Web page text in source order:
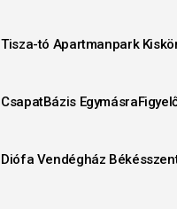
Tisza-tó Apartmanpark
CsapatBázis
Diófa Vendégház